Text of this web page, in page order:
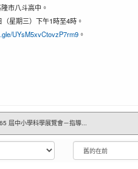
市八斗高中。
星期三）下午1時至4時。
UYsM5xvCtovzP7rm9 。
屆中小學科學展覽會－指導...